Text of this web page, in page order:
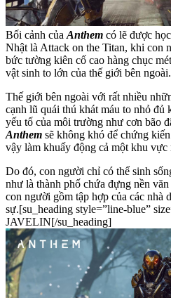
Bối cảnh của Anthem có lẽ được
Nhật là Attack on the Titan, khi con
bức tường kiên cố cao hàng chục
vật sinh to lớn của thế giới bên ngoài.
Thế giới bên ngoài với rất nhiều
cạnh lũ quái thú khát máu to nhỏ đủ
yếu tố của môi trường như cơn bão
Anthem sẽ không khó để chứng
vậy làm khuấy động cả một khu vực
Do đó, con người chỉ có thể sinh
như là thành phố chứa đựng nền
con người gồm tập hợp của các nhà
sự.[su_heading style=”line-blue”
JAVELIN[/su_heading]